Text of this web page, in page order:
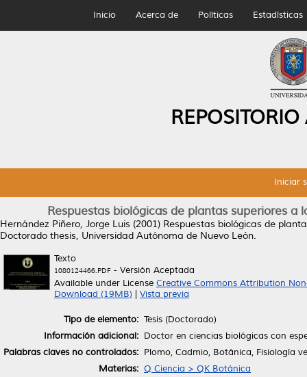
Inicio Acerca de Políticas Estadísticas
Iniciar
Respuestas biológicas de plantas superiores
Hernández Piñero, Jorge Luis (2001) Respuestas biológicas de
Doctorado thesis, Universidad Autónoma de Nuevo León.
Texto
1080124466.PDF - Versión Aceptada
Available under License Creative Commons Attribution
Download (19MB)
Vista previa
Tipo de elemento: Tesis (Doctorado)
Información adicional: Doctor en ciencias biológicas con
Palabras claves no controlados: Plomo, Cadmio, Botánica, Fisiología
Materias: Q Ciencia > QK Botánica